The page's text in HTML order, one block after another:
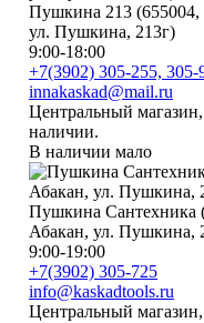
Пушкина 213 (655004,
ул. Пушкина, 213г)
9:00-18:00
+7(3902) 305-255, 305-
innakaskad@mail.ru
Центральный магазин,
наличии.
В наличии мало
Пушкина Сантехника
Абакан, ул. Пушкина,
9:00-19:00
+7(3902) 305-725
info@kaskadtools.ru
Центральный магазин,